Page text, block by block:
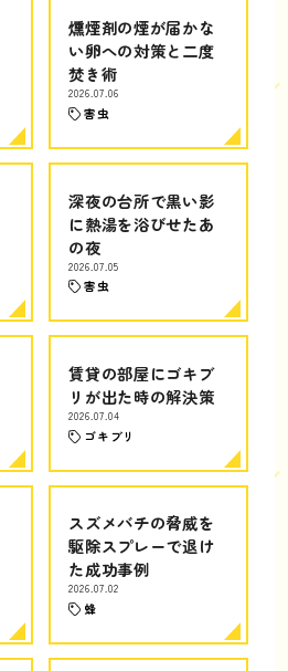
燻煙剤の煙が届かな
い卵への対策と二度
焚き術
2026.07.06
害虫
深夜の台所で黒い影
に熱湯を浴びせたあ
の夜
2026.07.05
害虫
賃貸の部屋にゴキブ
リが出た時の解決策
2026.07.04
ゴキブリ
スズメバチの脅威を
駆除スプレーで退け
た成功事例
2026.07.02
蜂